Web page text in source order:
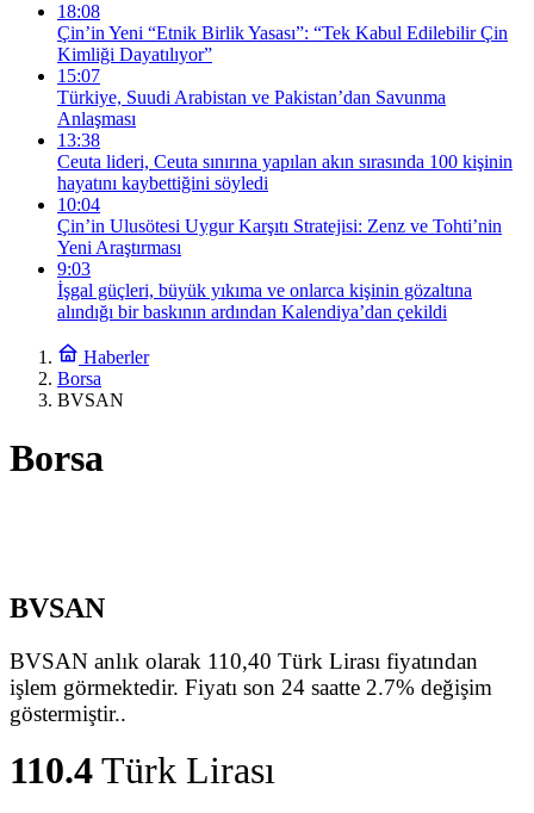
18:08
Çin’in Yeni “Etnik Birlik Yasası”: “Tek Kabul Edilebilir Çin
Kimliği Dayatılıyor”
15:07
Türkiye, Suudi Arabistan ve Pakistan’dan Savunma
Anlaşması
13:38
Ceuta lideri, Ceuta sınırına yapılan akın sırasında 100 kişinin
hayatını kaybettiğini söyledi
10:04
Çin’in Ulusötesi Uygur Karşıtı Stratejisi: Zenz ve Tohti’nin
Yeni Araştırması
9:03
İşgal güçleri, büyük yıkıma ve onlarca kişinin gözaltına
alındığı bir baskının ardından Kalendiya’dan çekildi
Haberler
Borsa
BVSAN
Borsa
BVSAN
BVSAN anlık olarak 110,40 Türk Lirası fiyatından
işlem görmektedir. Fiyatı son 24 saatte 2.7% değişim
göstermiştir..
110.4Türk Lirası